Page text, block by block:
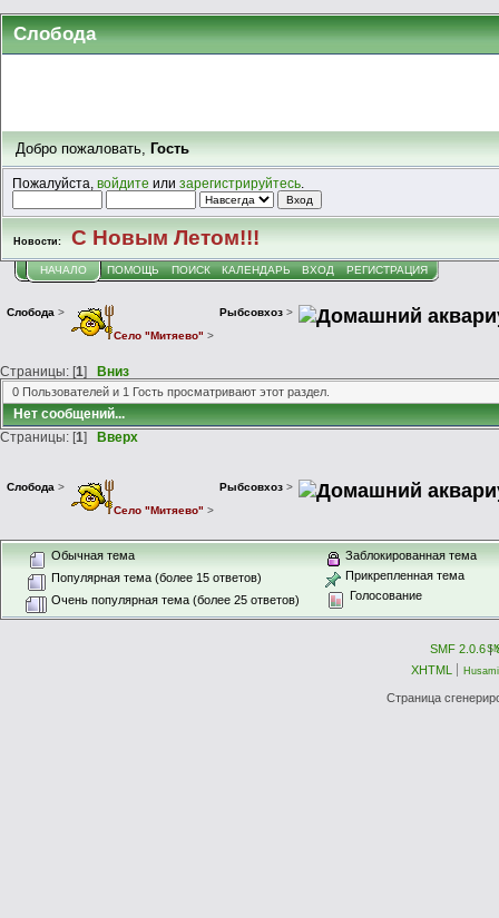
Слобода
Добро пожаловать, Гость
Пожалуйста,войдите илизарегистрируйтесь
Новости: С Новым Летом!!!
НАЧАЛО ПОМОЩЬ ПОИСК КАЛЕНДАРЬ ВХОД РЕГИСТРАЦИЯ
Слобода >
Село "Митяево" >
Рыбсовхоз> Домашний
Страницы: [1] Вниз
0 Пользователей и 1 Гость просматривают этот раздел.
Нет сообщений...
Страницы: [1] Вверх
Слобода >
Село "Митяево" >
Рыбсовхоз> Домашний
Обычная тема
Популярная тема (более 15 ответов)
Очень популярная тема (более 25 ответов)
Заблокированная тема
Прикрепленная тема
Голосование
SMF 2.0.6|
XHTML
Страница